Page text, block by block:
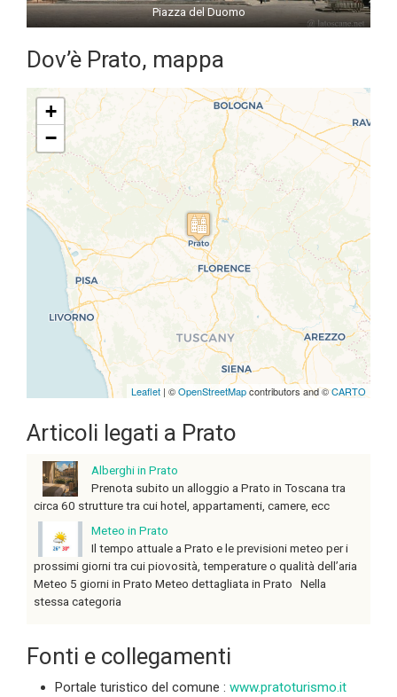
Piazza del Duomo
Dov’è Prato, mappa
Travelers' Map is loading...
If you see this after your page is
loaded completely, leafletJS files
are missing.
+
−
Leaflet | ©OpenStreetMapcontributors and ©CARTO
Articoli legati a Prato
Alberghi in Prato
Prenota subito un alloggio a Prato in Toscana tra
circa 60 strutture tra cui hotel, appartamenti, camere, ecc
Meteo in Prato
Il tempo attuale a Prato e le previsioni meteo per i
prossimi giorni tra cui piovosità, temperature o qualità dell’aria
Meteo 5 giorni in Prato Meteo dettagliata in Prato Nella
stessa categoria
Fonti e collegamenti
Portale turistico del comune : www.pratoturismo.it